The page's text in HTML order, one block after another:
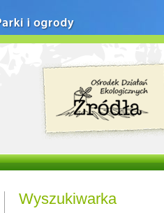
Wyszukiwarka
Parki i ogrody